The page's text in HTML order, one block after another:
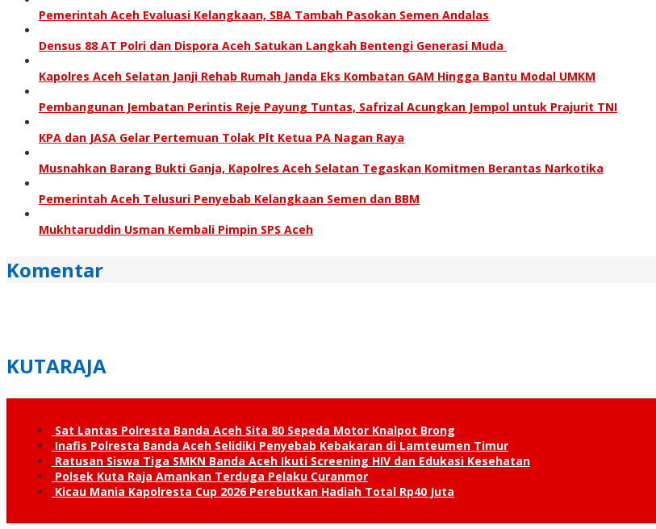
Pemerintah Aceh Evaluasi Kelangkaan, SBA Tambah Pasokan Semen Andalas
Densus 88 AT Polri dan Dispora Aceh Satukan Langkah Bentengi Generasi Muda
Kapolres Aceh Selatan Janji Rehab Rumah Janda Eks Kombatan GAM Hingga Bantu Modal UMKM
Pembangunan Jembatan Perintis Reje Payung Tuntas, Safrizal Acungkan Jempol untuk Prajurit TNI
KPA dan JASA Gelar Pertemuan Tolak Plt Ketua PA Nagan Raya
Musnahkan Barang Bukti Ganja, Kapolres Aceh Selatan Tegaskan Komitmen Berantas Narkotika
Pemerintah Aceh Telusuri Penyebab Kelangkaan Semen dan BBM
Mukhtaruddin Usman Kembali Pimpin SPS Aceh
Komentar
KUTARAJA
Sat Lantas Polresta Banda Aceh Sita 80 Sepeda Motor Knalpot Brong
Inafis Polresta Banda Aceh Selidiki Penyebab Kebakaran di Lamteumen Timur
Ratusan Siswa Tiga SMKN Banda Aceh Ikuti Screening HIV dan Edukasi Kesehatan
Polsek Kuta Raja Amankan Terduga Pelaku Curanmor
Kicau Mania Kapolresta Cup 2026 Perebutkan Hadiah Total Rp40 Juta